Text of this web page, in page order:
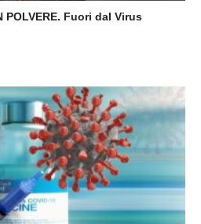
POLVERE. Fuori dal Virus